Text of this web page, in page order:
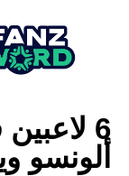
6
ألونسو